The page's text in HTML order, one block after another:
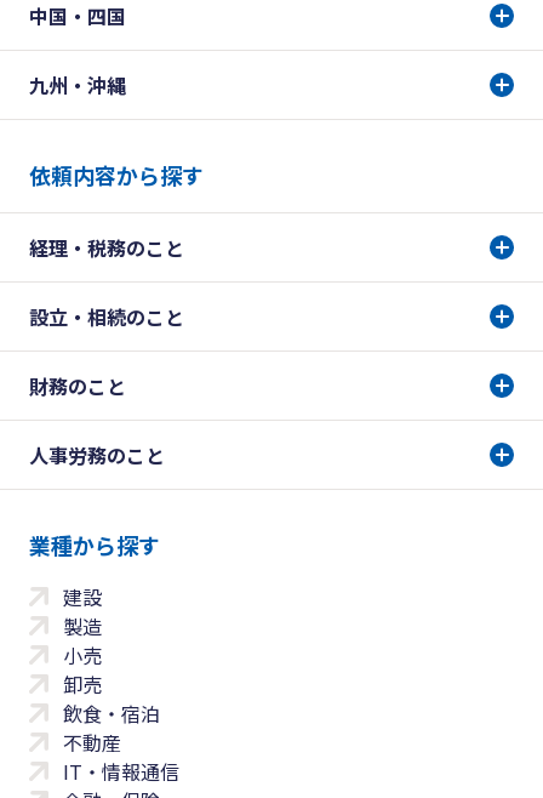
中国・四国
九州・沖縄
依頼内容から探す
経理・税務のこと
設立・相続のこと
財務のこと
人事労務のこと
業種から探す
建設
製造
小売
卸売
飲食・宿泊
不動産
IT・情報通信